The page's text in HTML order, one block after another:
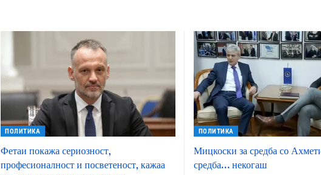
ПОЛИТИКА
Фетаи покажа сериозност,
професионалност и посветеност, кажаа
ПОЛИТИКА
Мицкоски за средба со
средба… некогаш